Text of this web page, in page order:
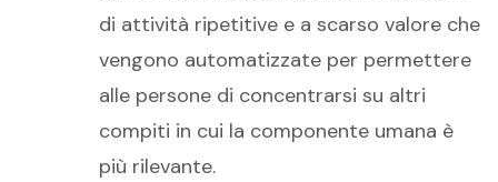
di attività ripetitive e a scarso valore che
vengono automatizzate per permettere
alle persone di concentrarsi su altri
compiti in cui la componente umana è
più rilevante.